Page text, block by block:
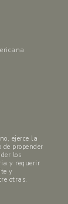
ejerce la
propender
los
y requerir
y
otras.